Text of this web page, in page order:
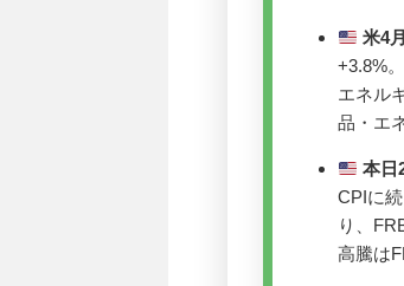
米4
+3.8%
エネル
品・エ
本日
CPIに
り、
高騰は